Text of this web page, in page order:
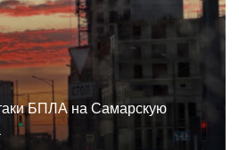
БПЛА на Самарскую